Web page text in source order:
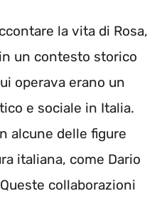
la vita di Rosa,
un contesto storico
operava erano un
e sociale in Italia.
alcune delle figure
italiana, come Dario
collaborazioni